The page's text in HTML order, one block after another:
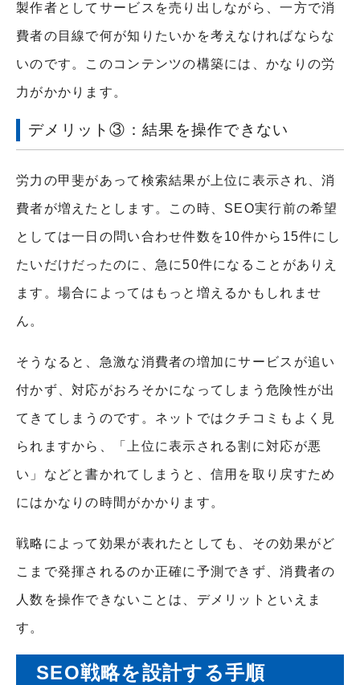
製作者としてサービスを売り出しながら、一方で消
費者の目線で何が知りたいかを考えなければならな
いのです。このコンテンツの構築には、かなりの労
力がかかります。
デメリット③：結果を操作できない
労力の甲斐があって検索結果が上位に表示され、消
費者が増えたとします。この時、SEO実行前の希望
としては一日の問い合わせ件数を10件から15件にし
たいだけだったのに、急に50件になることがありえ
ます。場合によってはもっと増えるかもしれませ
ん。
そうなると、急激な消費者の増加にサービスが追い
付かず、対応がおろそかになってしまう危険性が出
てきてしまうのです。ネットではクチコミもよく見
られますから、「上位に表示される割に対応が悪
い」などと書かれてしまうと、信用を取り戻すため
にはかなりの時間がかかります。
戦略によって効果が表れたとしても、その効果がど
こまで発揮されるのか正確に予測できず、消費者の
人数を操作できないことは、デメリットといえま
す。
SEO戦略を設計する手順